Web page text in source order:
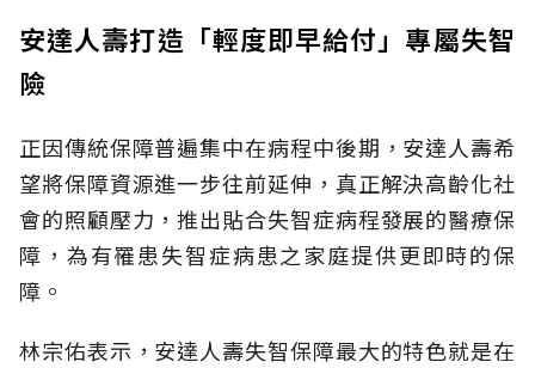
安達人壽打造「輕度即早給付」專屬失智
險
正因傳統保障普遍集中在病程中後期，安達人壽希
望將保障資源進一步往前延伸，真正解決高齡化社
會的照顧壓力，推出貼合失智症病程發展的醫療保
障，為有罹患失智症病患之家庭提供更即時的保
障。
林宗佑表示，安達人壽失智保障最大的特色就是在